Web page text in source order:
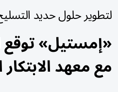
لتطوير حلول حديد
«إمستيل» توقع
مع معهد